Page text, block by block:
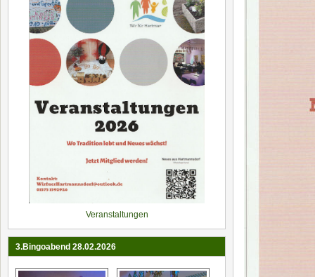
Veranstaltungen
3.Bingoabend 28.02.2026